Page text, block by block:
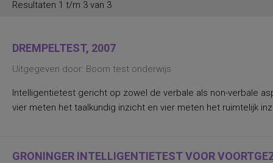
Resultaten 1 t/m 3 van 3
DREMPELTEST, 2007
Uitgegeven door: Boom test onderwijs
Intelligentietest gericht op zowel de verbale als non-verbale
vier meten het taalkundig inzicht en vier meten het ruimtelijk
GRONINGER INTELLIGENTIETEST VOOR